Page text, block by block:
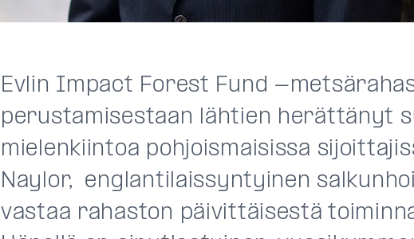
Evlin Impact Forest Fund -
perustamisestaan lähtien herättänyt
mielenkiintoa pohjoismaisissa
Naylor, englantilaissyntyinen
vastaa rahaston päivittäisestä